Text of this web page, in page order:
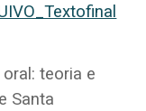
oral: teoria e
Santa